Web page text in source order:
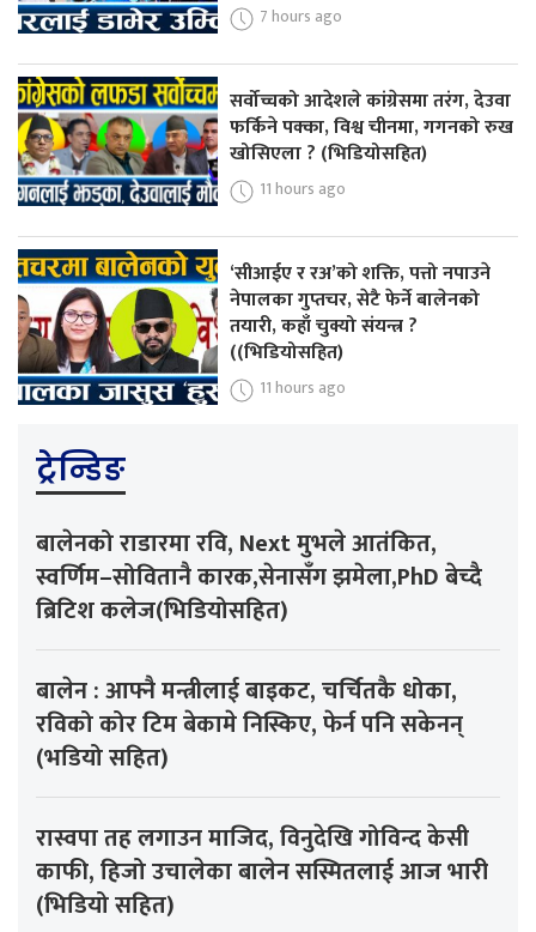
7 hours ago
सर्वोच्चको आदेशले कांग्रेसमा तरंग, देउवा
फर्किने पक्का, विश्व चीनमा, गगनको रुख
खोसिएला ? (भिडियोसहित)
11 hours ago
‘सीआईए र रअ’को शक्ति, पत्तो नपाउने
नेपालका गुप्तचर, सेटै फेर्ने बालेनको
तयारी, कहाँ चुक्यो संयन्त्र ?
((भिडियोसहित)
11 hours ago
ट्रेन्डिङ
बालेनको राडारमा रवि, Next मुभले आतंकित,
स्वर्णिम–सोवितानै कारक,सेनासँग झमेला,PhD बेच्दै
ब्रिटिश कलेज(भिडियोसहित)
बालेन : आफ्नै मन्त्रीलाई बाइकट, चर्चितकै धोका,
रविको कोर टिम बेकामे निस्किए, फेर्न पनि सकेनन्
(भडियो सहित)
रास्वपा तह लगाउन माजिद, विनुदेखि गोविन्द केसी
काफी, हिजो उचालेका बालेन सस्मितलाई आज भारी
(भिडियो सहित)